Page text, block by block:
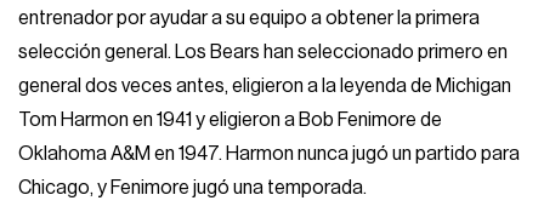
entrenador por ayudar a su equipo a obtener la primera
selección general. Los Bears han seleccionado primero en
general dos veces antes, eligieron a la leyenda de Michigan
Tom Harmon en 1941 y eligieron a Bob Fenimore de
Oklahoma A&M en 1947. Harmon nunca jugó un partido para
Chicago, y Fenimore jugó una temporada.